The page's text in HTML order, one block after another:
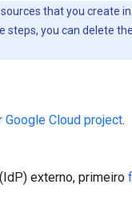
that you create
you can delete
Cloud project.
externo, primeiro